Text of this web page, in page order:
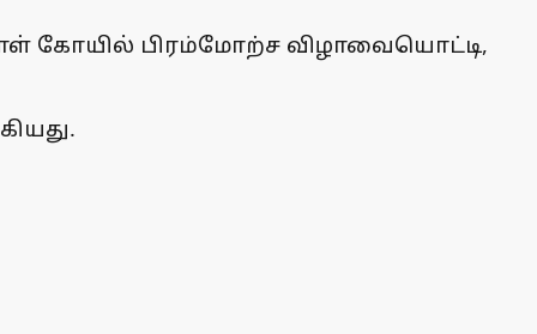
கோயில் பிரம்மோற்ச விழாவையொட்டி,